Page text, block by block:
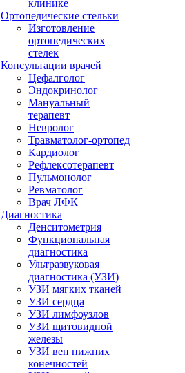
клинике
Ортопедические стельки
Изготовление
ортопедических
стелек
Консультации врачей
Цефалголог
Эндокринолог
Мануальный
терапевт
Невролог
Травматолог-ортопед
Кардиолог
Рефлексотерапевт
Пульмонолог
Ревматолог
Врач ЛФК
Диагностика
Денситометрия
Функциональная
диагностика
Ультразвуковая
диагностика (УЗИ)
УЗИ мягких тканей
УЗИ сердца
УЗИ лимфоузлов
УЗИ щитовидной
железы
УЗИ вен нижних
конечностей